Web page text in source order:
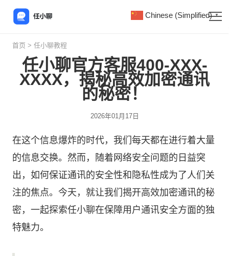
首页 > 任小聊教程
任小聊官方客服400-XXX-
XXXX，揭秘高效加密通讯
的秘密！
2026年01月17日
在这个信息爆炸的时代，我们每天都在进行着大量
的信息交换。然而，随着网络安全问题的日益突
出，如何保证通讯的安全性和隐私性成为了人们关
注的焦点。今天，就让我们揭开高效加密通讯的秘
密，一起探索任小聊在保障用户通讯安全方面的独
特魅力。
Chinese (Simplified) ▼